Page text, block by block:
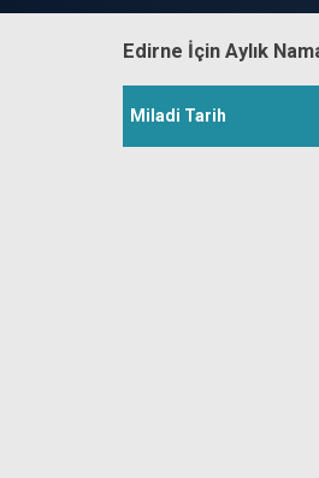
Edirne İçin Aylık
Miladi Tarih